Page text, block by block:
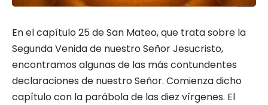
En el capítulo 25 de San Mateo, que trata sobre la
Segunda Venida de nuestro Señor Jesucristo,
encontramos algunas de las más contundentes
declaraciones de nuestro Señor. Comienza dicho
capítulo con la parábola de las diez vírgenes. El